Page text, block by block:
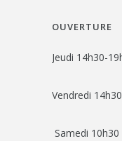
OUVERTURE
Jeudi 14h30-
Vendredi
Samedi